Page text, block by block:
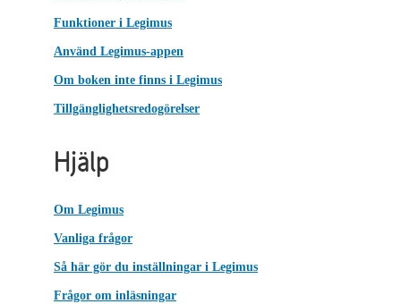
Funktioner i Legimus
Använd Legimus-appen
Om boken inte finns i Legimus
Tillgänglighetsredogörelser
Hjälp
Om Legimus
Vanliga frågor
Så här gör du inställningar i Legimus
Frågor om inläsningar